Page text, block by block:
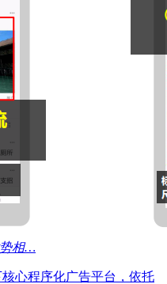
相…
心程序化广告平台，依托